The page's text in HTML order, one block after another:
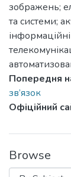
зображень;
та системи;
інформаційні
Попередня
зв’язок
Офіційний
Browse